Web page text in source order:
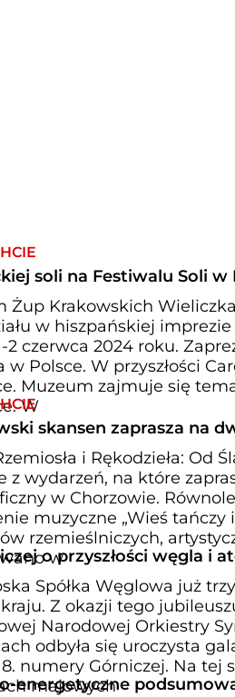
soli na Festiwalu Soli w
Żup Krakowskich
w hiszpańskiej
2 czerwca 2024 roku.
w Polsce. W przyszłości
Muzeum zajmuje się
W
skansen zaprasza na
i Rękodzieła: Od
z wydarzeń, na które
w Chorzowie.
muzyczne „Wieś
rzemieślniczych,
w
o przyszłości węgla i
Spółka Węglowa już
Z okazji tego
Narodowej Orkiestry
odbyła się uroczysta
numery Górniczej. Na
majowych
energetyczne